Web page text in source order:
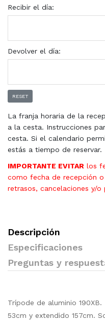
Recibir el día:
Devolver el día:
RESET
La franja horaria de la
a la cesta. Instrucciones
cesta. Si el calendario
estás a tiempo de reservar.
IMPORTANTE EVITAR los
como fecha de recepción
retrasos, cancelaciones y/o
Descripción
Especificaciones
Preguntas y
Trípode de aluminio
53cm y extendido 157cm.